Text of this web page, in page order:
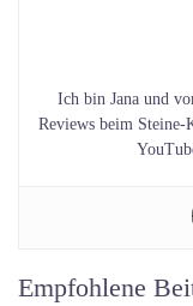
Ich bin Jana und
Reviews beim
Empfohlene